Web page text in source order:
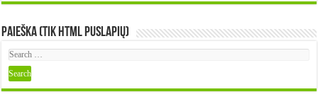
Paieška (tik HTML puslapių)